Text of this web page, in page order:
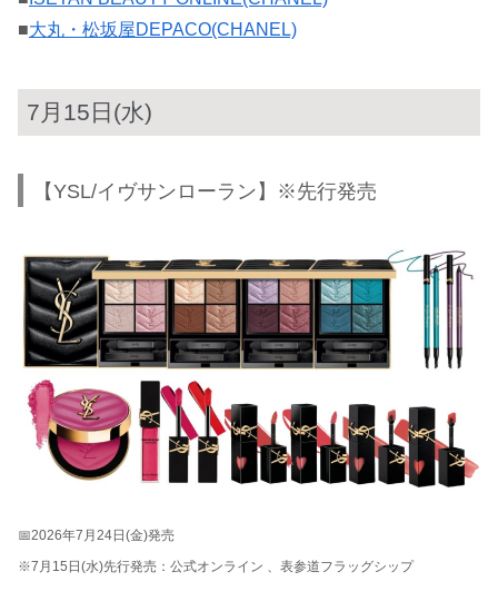
■大丸・松坂屋DEPACO(CHANEL)
7月15日(水)
【YSL/イヴサンローラン】※先行発売
📅2026年7月24日(金)発売
※7月15日(水)先行発売：公式オンライン 、表参道フラッグシップ